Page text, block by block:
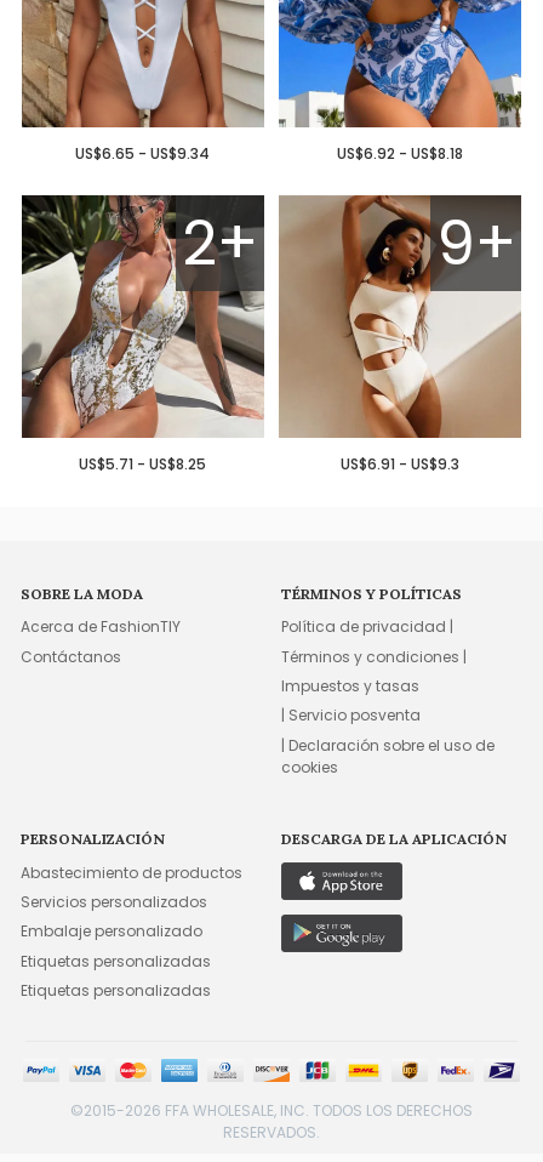
US$6.65 - US$9.34 US$6.92 - US$8.18
2+
US$5.71 - US$8.25
9+
US$6.91 - US$9.3
SOBRE LA MODA
Acerca de FashionTIY
Contáctanos
TÉRMINOS Y POLÍTICAS
Política de privacidad |
Términos y condiciones |
Impuestos y tasas
| Servicio posventa
| Declaración sobre el uso de
cookies
PERSONALIZACIÓN
Abastecimiento de productos
Servicios personalizados
Embalaje personalizado
Etiquetas personalizadas
Etiquetas personalizadas
DESCARGA DE LA APLICACIÓN
©2015-2026 FFA WHOLESALE, INC. TODOS LOS DERECHOS
RESERVADOS.